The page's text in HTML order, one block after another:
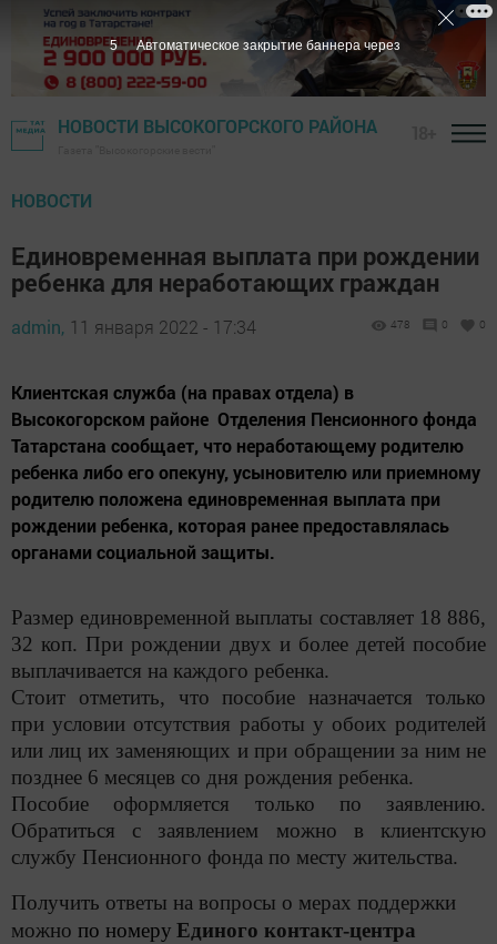
НОВОСТИ ВЫСОКОГОРСКОГО РАЙОНА
НОВОСТИ
Единовременная выплата при рождении
ребенка для неработающих граждан
admin, 11 января 2022 - 17:34 478 0 0
Клиентская служба (на правах отдела) в
Высокогорском районе Отделения Пенсионного фонда
Татарстана сообщает, что неработающему родителю
ребенка либо его опекуну, усыновителю или приемному
родителю положена единовременная выплата при
рождении ребенка, которая ранее предоставлялась
органами социальной защиты.
Размер единовременной выплаты составляет 18 886,
32 коп. При рождении двух и более детей пособие
выплачивается на каждого ребенка.
Стоит отметить, что пособие назначается только
при условии отсутствия работы у обоих родителей
или лиц их заменяющих и при обращении за ним не
позднее 6 месяцев со дня рождения ребенка.
Пособие оформляется только по заявлению.
Обратиться с заявлением можно в клиентскую
службу Пенсионного фонда по месту жительства.
Получить ответы на вопросы о мерах поддержки
можно по номеру Единого контакт-центра
4 Автоматическое закрытие баннера через